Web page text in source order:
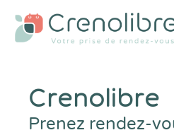
Crenolibre
Prenez rendez-